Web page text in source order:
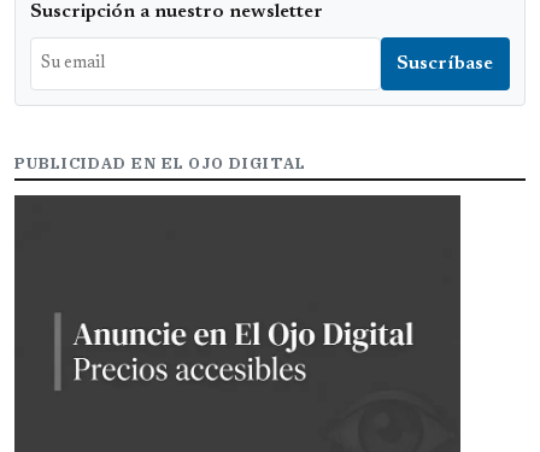
Suscripción a nuestro newsletter
PUBLICIDAD EN EL OJO DIGITAL